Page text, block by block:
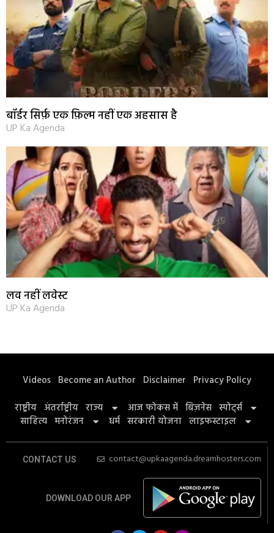
बॉर्डर सिर्फ़ एक फ़िल्म नहीं एक अहसास है
UP Ka Agenda
लव नहीं लवेस्ट
UP Ka Agenda
Videos Become an Author Disclaimer Privacy Policy
राष्ट्रीय अंतर्राष्ट्रीय राज्य आज फोकस में बिज़नेस स्पोर्ट्स
साहित्य मनोरंजन धर्म सरकारी योजना लाइफस्टाइल
CONTACT US contact@upkaagenda.dreamhosters.com
DOWNLOAD OUR APP